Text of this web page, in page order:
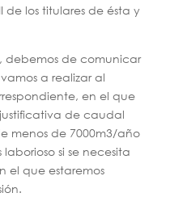
los titulares de ésta y
debemos de comunicar
a realizar al
en el que
de caudal
menos de 7000m3/año
si se necesita
el que estaremos